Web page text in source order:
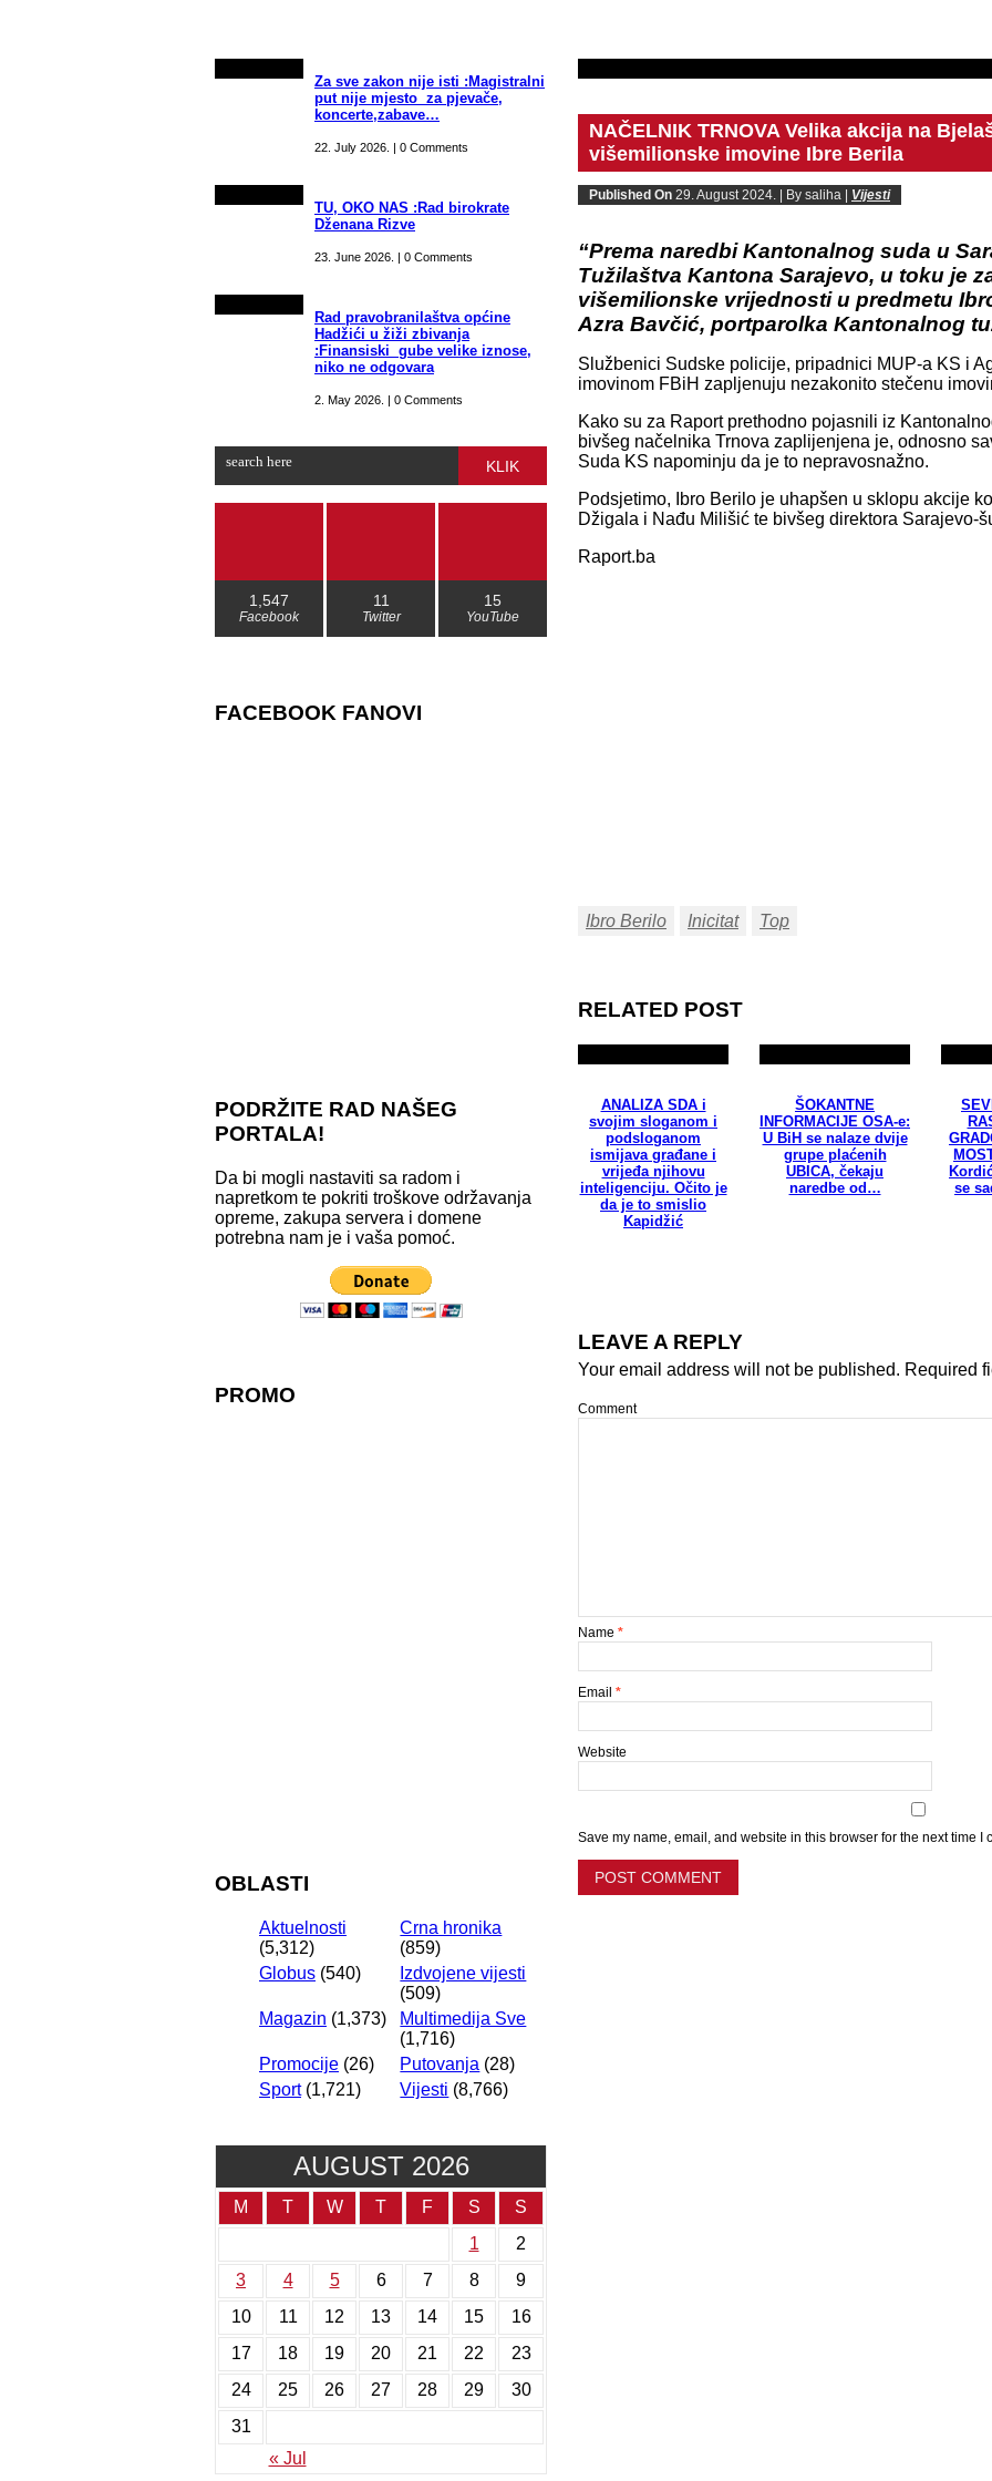
Za sve zakon nije isti :Magistralni
put nije mjesto za pjevače,
koncerte,zabave…
22. July 2026. | 0 Comments
TU, OKO NAS :Rad birokrate
Dženana Rizve
23. June 2026. | 0 Comments
Rad pravobranilaštva općine
Hadžići u žiži zbivanja
:Finansiski gube velike iznose,
niko ne odgovara
2. May 2026. | 0 Comments
KLIK
1,547
Facebook
11
Twitter
15
YouTube
FACEBOOK FANOVI
PODRŽITE RAD NAŠEG
PORTALA!
Da bi mogli nastaviti sa radom i
napretkom te pokriti troškove održavanja
opreme, zakupa servera i domene
potrebna nam je i vaša pomoć.
PROMO
OBLASTI
Aktuelnosti
(5,312)
Crna hronika
(859)
Globus (540)
Izdvojene vijesti
(509)
Magazin (1,373)
Multimedija Sve
(1,716)
Promocije (26) Putovanja (28)
Sport(1,721) Vijesti (8,766)
AUGUST 2026
M T W T F S S
« Jul
1
2
3
4 5 6 7 8
9
10
11 12 13 14 15
16
17
18 19 20 21 22
23
24
25 26 27 28 29
30
31
NAČELNIK TRNOVA Velika akcija na
višemilionske imovine Ibre Berila
Published On 29. August 2024. | By saliha | Vijesti
“Prema naredbi Kantonalnog suda u
Tužilaštva Kantona Sarajevo, u toku je
višemilionske vrijednosti u predmetu
Azra Bavčić, portparolka Kantonalnog
Službenici Sudske policije, pripadnici MUP-a KS i
imovinom FBiH zapljenuju nezakonito stečenu
Kako su za Raport prethodno pojasnili iz
bivšeg načelnika Trnova zaplijenjena je, odnosno
Suda KS napominju da je to nepravosnažno.
Podsjetimo, Ibro Berilo je uhapšen u sklopu akcije
Džigala i Nađu Milišić te bivšeg direktora Sarajevo-
Raport.ba
Ibro Berilo Inicitat Top
RELATED POST
ANALIZA SDA i
svojim sloganom i
podsloganom
ismijava građane i
vrijeđa njihovu
inteligenciju. Očito je
da je to smislio
Kapidžić
ŠOKANTNE
INFORMACIJE OSA-e:
U BiH se nalaze dvije
grupe plaćenih
UBICA, čekaju
naredbe od…
se
LEAVE A REPLY
Your email address will not be published. Required
Comment
Name *
Email *
Website
Save my name, email, and website in this browser for the next time I